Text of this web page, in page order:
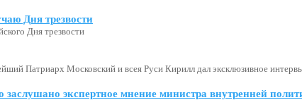
Дня трезвости
Дня трезвости
Патриарх Московский и всея Руси Кирилл дал эксклюзивное
экспертное мнение министра внутренней